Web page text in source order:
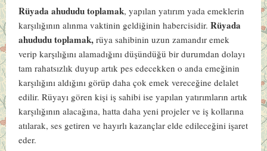
Rüyada ahududu toplamak, yapılan yatırım yada emeklerin
karşılığının alınma vaktinin geldiğinin habercisidir.Rüyada
ahududu toplamak, rüya sahibinin uzun zamandır emek
verip karşılığını alamadığını düşündüğü bir durumdan dolayı
tam rahatsızlık duyup artık pes edecekken o anda emeğinin
karşılığını aldığını görüp daha çok emek vereceğine delalet
edilir. Rüyayı gören kişi iş sahibi ise yapılan yatırımların artık
karşılığının alacağına, hatta daha yeni projeler ve iş kollarına
atılarak, ses getiren ve hayırlı kazançlar elde edileceğini işaret
eder.